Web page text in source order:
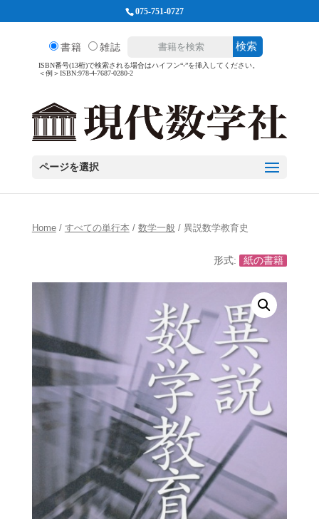
075-751-0727
書籍 雑誌 検索
ISBN番号(13桁)で検索される場合はハイフン“-”を挿入してください。
＜例＞ISBN:978-4-7687-0280-2
ページを選択
Home/ すべての単行本 / 数学一般 / 異説数学教育史
形式: 紙の書籍